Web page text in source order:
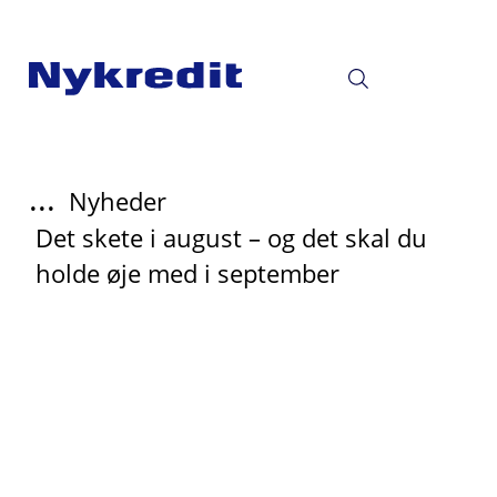
... Nyheder
Det skete i august – og det skal du
holde øje med i september